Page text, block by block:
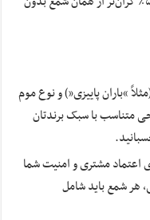
“باران پاییزی”) و نوع موم
طراحی متناسب با سبک برندتان
اعتماد مشتری و امنیت شما
هر شمع باید شامل